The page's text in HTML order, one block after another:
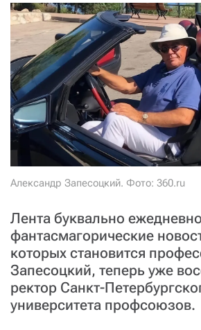
Александр Запесоцкий. Фото: 360.ru
Лента буквально
фантасмагорические
которых становится
Запесоцкий, теперь уже
ректор Санкт-
университета профсоюзов.
я принимаю условия и подтверждаю свое
СТАТЬ
ПОДЕЛИТЬСЯ С
Если у вас есть вопросы, пишите
звоните:
+7 (929) 612-03-68